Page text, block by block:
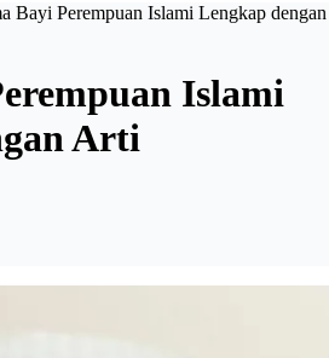
Bayi Perempuan Islami Lengkap dengan
Islami
Arti